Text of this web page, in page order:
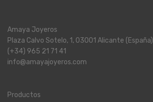
Amaya Joyeros
Plaza Calvo Sotelo, 1, 03001 Alicante (España)
(+34) 965 21 71 41
info@amayajoyeros.com
Productos